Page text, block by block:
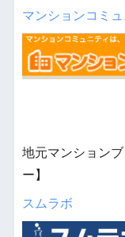
マンションコミュ
地元マンション
ー】
スムラボ